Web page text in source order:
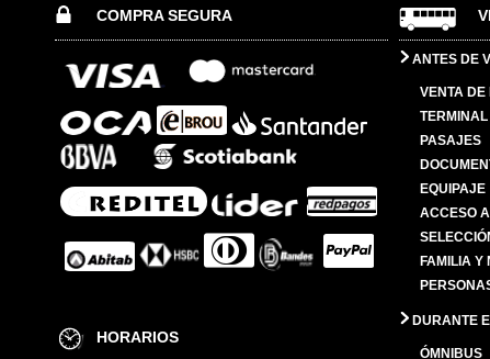
COMPRA SEGURA
HORARIOS
ANTES DE
VENTA DE
PASAJES
EQUIPAJE
ACCESO
FAMILIA Y
DURANTE
ÓMNIBUS